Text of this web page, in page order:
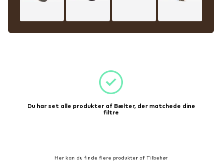
Du har set alle produkter af Bælter, der matchede dine
filtre
Her kan du finde flere produkter af Tilbehør